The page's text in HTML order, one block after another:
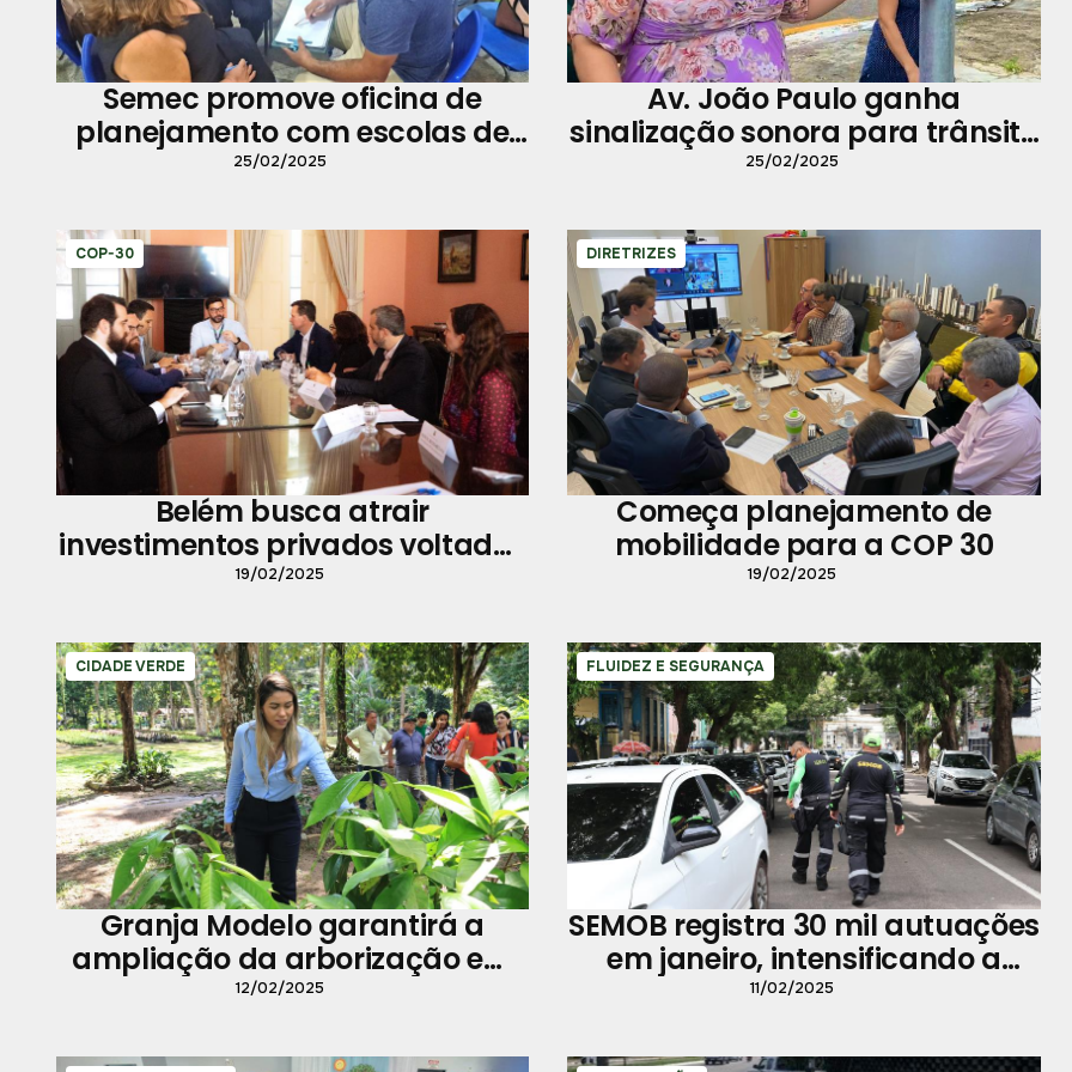
Semec promove oficina de
planejamento com escolas de
Mosqueiro
25/02/2025
Av. João Paulo ganha
sinalização sonora para trânsito
mais seguro
25/02/2025
COP-30
Belém busca atrair
investimentos privados voltados
para o clima
19/02/2025
DIRETRIZES
Começa planejamento de
mobilidade para a COP 30
19/02/2025
CIDADE VERDE
Granja Modelo garantirá a
ampliação da arborização em
Belém
12/02/2025
FLUIDEZ E SEGURANÇA
SEMOB registra 30 mil autuações
em janeiro, intensificando a
fiscalização no trânsito
11/02/2025